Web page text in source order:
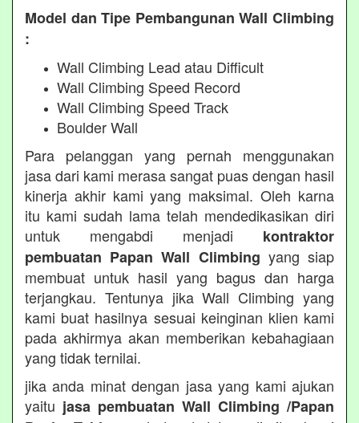
Model dan Tipe Pembangunan Wall Climbing
:
Wall Climbing Lead atau Difficult
Wall Climbing Speed Record
Wall Climbing Speed Track
Boulder Wall
Para pelanggan yang pernah menggunakan
jasa dari kami merasa sangat puas dengan hasil
kinerja akhir kami yang maksimal. Oleh karna
itu kami sudah lama telah mendedikasikan diri
untuk mengabdi menjadi kontraktor
pembuatan Papan Wall Climbing yang siap
membuat untuk hasil yang bagus dan harga
terjangkau. Tentunya jika Wall Climbing yang
kami buat hasilnya sesuai keinginan klien kami
pada akhirmya akan memberikan kebahagiaan
yang tidak ternilai.
jika anda minat dengan jasa yang kami ajukan
yaitu jasa pembuatan Wall Climbing /Papan